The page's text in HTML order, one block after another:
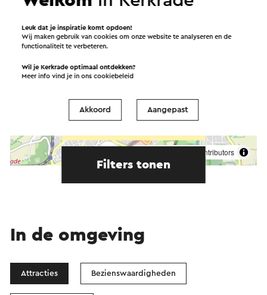
contributors
Filters tonen
In de omgeving
Attracties Bezienswaardigheden
Leuk dat je inspiratie komt opdoen!
Wij maken gebruik van cookies om onze website te analyseren en de
functionaliteit te verbeteren.
Wil je Kerkrade optimaal ontdekken?
Meer info vind je in onscookiebeleid
Akkoord Aangepast